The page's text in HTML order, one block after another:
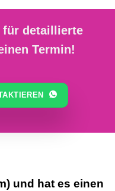
für detaillierte
Termin!
und hat es einen